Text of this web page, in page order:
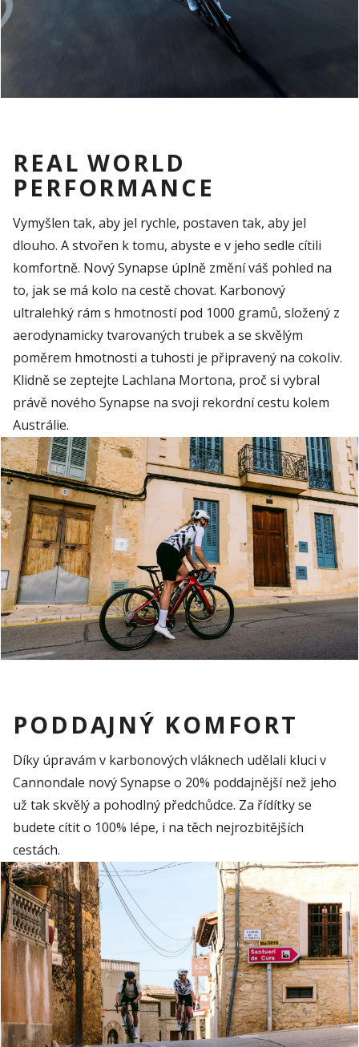
REAL WORLD
PERFORMANCE
Vymyšlen tak, aby jel rychle, postaven tak, aby jel
dlouho. A stvořen k tomu, abyste e v jeho sedle cítili
komfortně. Nový Synapse úplně změní váš pohled na
to, jak se má kolo na cestě chovat. Karbonový
ultralehký rám s hmotností pod 1000 gramů, složený z
aerodynamicky tvarovaných trubek a se skvělým
poměrem hmotnosti a tuhosti je připravený na cokoliv.
Klidně se zeptejte Lachlana Mortona, proč si vybral
právě nového Synapse na svoji rekordní cestu kolem
Austrálie.
PODDAJNÝ KOMFORT
Díky úpravám v karbonových vláknech udělali kluci v
Cannondale novýSynapse o 20% poddajnější než jeho
už takskvělýa pohodlný předchůdce. Za řídítkyse
budete cítito 100% lépe, i na těch nejrozbitějších
cestách.